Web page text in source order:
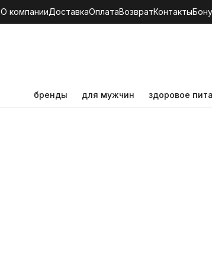
О компанииДоставкаОплатаВозвратКонтакты
бренды для мужчин здоровое